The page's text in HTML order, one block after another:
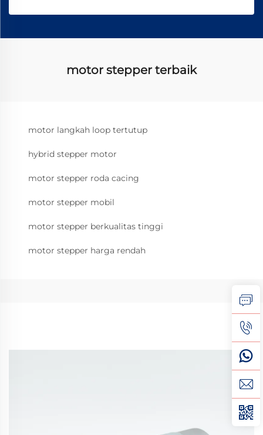
motor stepper terbaik
motor langkah loop tertutup
hybrid stepper motor
motor stepper roda cacing
motor stepper mobil
motor stepper berkualitas tinggi
motor stepper harga rendah